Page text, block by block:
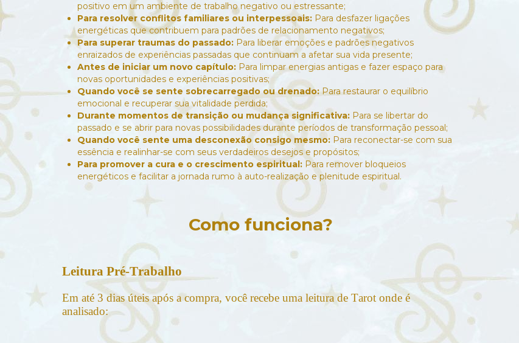
positivo em um ambiente de trabalho negativo ou estressante;
Para resolver conflitos familiares ou interpessoais: Para desfazer ligações
energéticas que contribuem para padrões de relacionamento negativos;
Para superar traumas do passado: Para liberar emoções e padrões negativos
enraizados de experiências passadas que continuam a afetar sua vida presente;
Antes de iniciar um novo capítulo: Para limpar energias antigas e fazer espaço para
novas oportunidades e experiências positivas;
Quando você se sente sobrecarregado ou drenado:Para restaurar o equilíbrio
emocional e recuperar sua vitalidade perdida;
Durante momentos de transição ou mudança significativa: Para se libertar do
passado e se abrir para novas possibilidades durante períodos de transformação pessoal;
Quando você sente uma desconexão consigo mesmo: Para reconectar-se com sua
essência e realinhar-se com seus verdadeiros desejos e propósitos;
Para promover a cura e o crescimento espiritual: Para remover bloqueios
energéticos e facilitar a jornada rumo à auto-realização e plenitude espiritual.
Como funciona?
Leitura Pré-Trabalho
Em até 3 dias úteis após a compra, você recebe uma leitura de Tarot onde é
analisado: